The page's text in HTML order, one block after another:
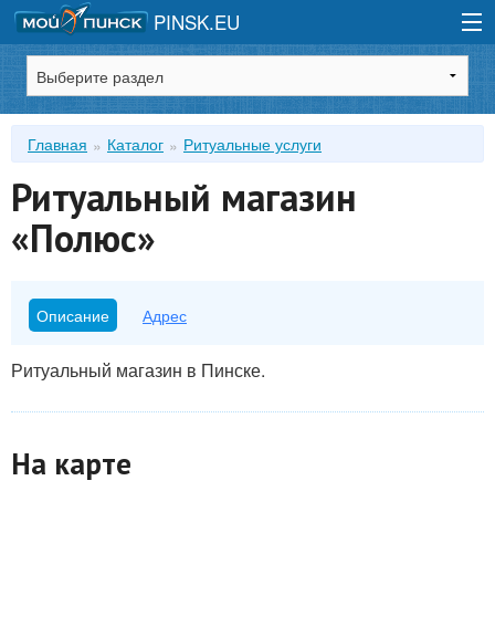
PINSK.EU
Зарегистрироваться
Главная Каталог Ритуальные услуги
Ритуальный магазин
«Полюс»
Описание Адрес
Ритуальный магазин в Пинске.
На карте